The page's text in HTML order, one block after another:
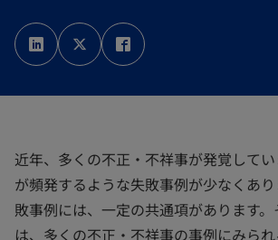
新
し
い
タ
新
し
い
タ
し
い
近年、多くの不正・不祥事が発覚して
が頻発するような失敗事例が少なくあ
敗事例には、一定の共通項があります
は、多くの不正・不祥事の事例にみら